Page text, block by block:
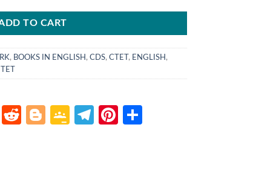
TO CART
, BOOKS IN ENGLISH , CDS, CTET , ENGLISH ,
TET
LinkedIn
RedditBlogger
Google
Telegram
Pinterest